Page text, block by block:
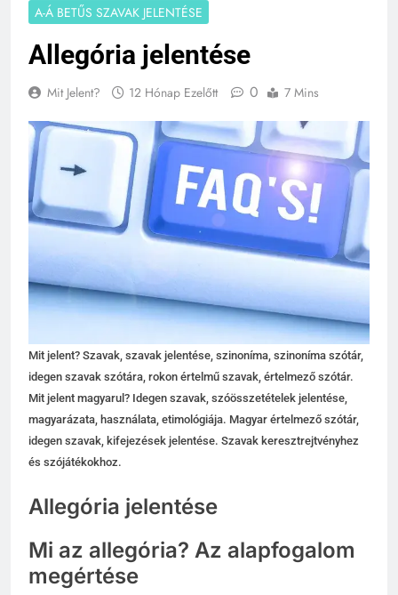
A-Á BETŰS SZAVAK JELENTÉSE
Allegória jelentése
Mit Jelent? 12 Hónap Ezelőtt 0 7 Mins
Mit jelent? Szavak, szavak jelentése, szinoníma, szinoníma szótár,
idegen szavak szótára, rokon értelmű szavak, értelmező szótár.
Mit jelent magyarul? Idegen szavak, szóösszetételek jelentése,
magyarázata, használata, etimológiája. Magyar értelmező szótár,
idegen szavak, kifejezések jelentése. Szavak keresztrejtvényhez
és szójátékokhoz.
Allegória jelentése
Mi az allegória? Az alapfogalom
megértése